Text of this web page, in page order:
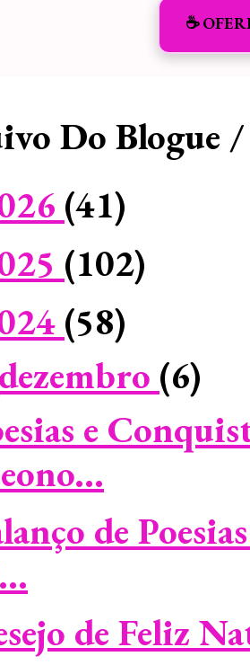
☕️
Do Blogue
(41)
(102)
(58)
dezembro (6)
e
de
de Feliz